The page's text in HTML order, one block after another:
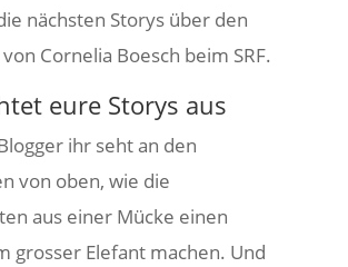
nächsten Storys über den
Cornelia Boesch beim SRF.
eure Storys aus
ihr seht an den
von oben, wie die
aus einer Mücke einen
grosser Elefant machen. Und